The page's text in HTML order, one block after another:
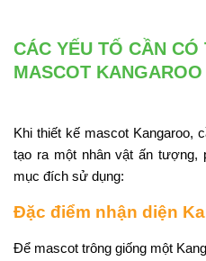
CÁC YẾU TỐ CẦN CÓ
MASCOT KANGAROO
Khi thiết kế mascot Kangaroo,
tạo ra một nhân vật ấn tượng,
mục đích sử dụng:
Đặc điểm nhận diện
Để mascot trông giống một